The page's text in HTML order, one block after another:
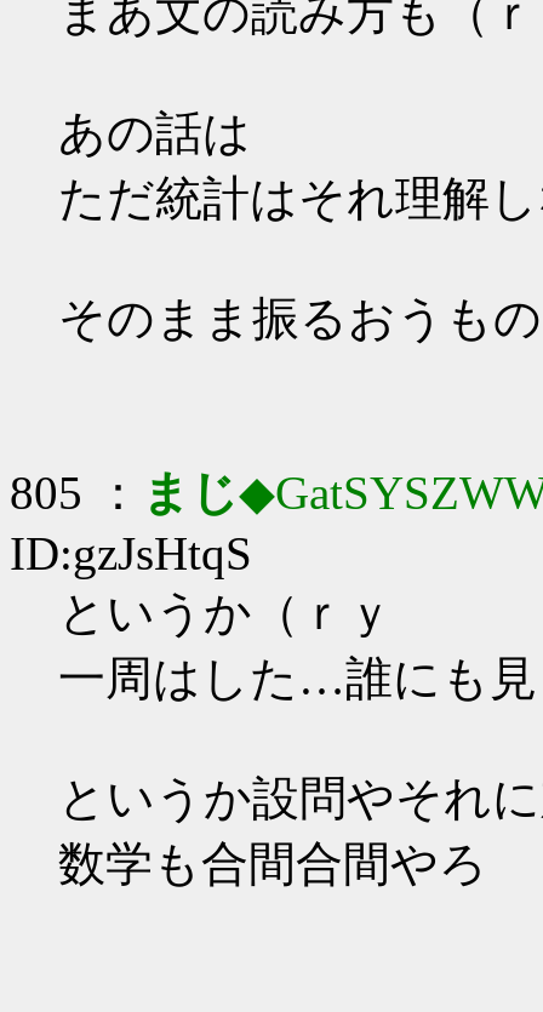
まあ文の読み方も（
あの話は
ただ統計はそれ理解
そのまま振るおうも
805 ： まじ
ID:gzJsHtqS
というか（ｒｙ
一周はした…誰にも
というか設問やそれ
数学も合間合間やろ